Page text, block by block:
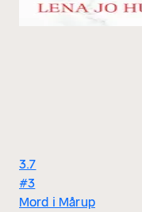
3.7
#3
Mord i Mårup